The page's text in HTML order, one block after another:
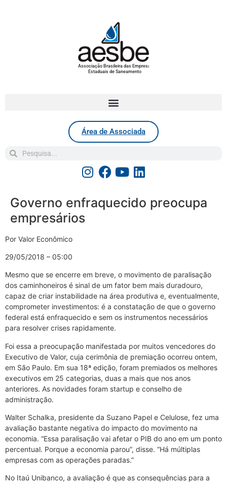
Associação Brasileira das Empresas
Estaduais de Saneamento
Área de Associada
Governo enfraquecido preocupa
empresários
Por Valor Econômico
29/05/2018 – 05:00
Mesmo que se encerre em breve, o movimento de paralisação
dos caminhoneiros é sinal de um fator bem mais duradouro,
capaz de criar instabilidade na área produtiva e, eventualmente,
comprometer investimentos: é a constatação de que o governo
federal está enfraquecido e sem os instrumentos necessários
para resolver crises rapidamente.
Foi essa a preocupação manifestada por muitos vencedores do
Executivo de Valor, cuja cerimônia de premiação ocorreu ontem,
em São Paulo. Em sua 18ª edição, foram premiados os melhores
executivos em 25 categorias, duas a mais que nos anos
anteriores. As novidades foram startup e conselho de
administração.
Walter Schalka, presidente da Suzano Papel e Celulose, fez uma
avaliação bastante negativa do impacto do movimento na
economia. “Essa paralisação vai afetar o PIB do ano em um ponto
percentual. Porque a economia parou”, disse. “Há múltiplas
empresas com as operações paradas.”
No Itaú Unibanco, a avaliação é que as consequências para a